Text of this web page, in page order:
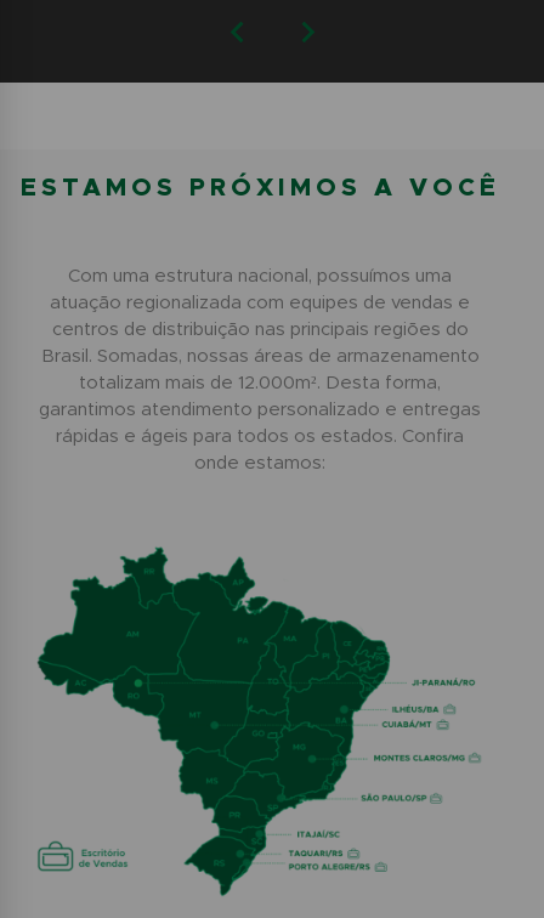
ESTAMOS PRÓXIMOS A VOCÊ
Com uma estrutura nacional, possuímos uma
atuação regionalizada com equipes de vendas e
centros de distribuição nas principais regiões do
Brasil. Somadas, nossas áreas de armazenamento
totalizam mais de 12.000m². Desta forma,
garantimos atendimento personalizado e entregas
rápidas e ágeis para todos os estados. Confira
onde estamos: